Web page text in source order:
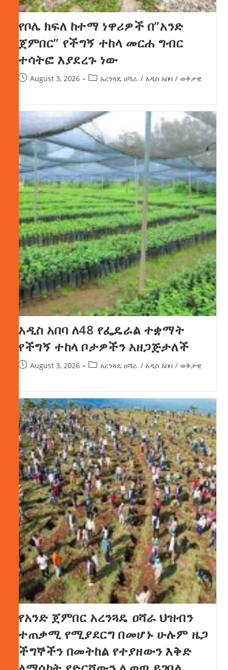
የቦሌ ክፍለ ከተማ ነዋሪዎች በ”አንድ
ጀምበር” የችግኝ ተከላ መርሐ ግብር
ተሳትፎ እያደረጉ ነው
August 3, 2026 አረንጓዴ ዐሻራ / አዲስ አበባ / ወቅታዊ
አዲስ አበባ ለ48 የፌዴራል ተቋማት
የችግኝ ተከላ ቦታዎችን አዘጋጅታለች
August 3, 2026 አረንጓዴ ዐሻራ / አዲስ አበባ / ወቅታዊ
የአንድ ጀምበር አረንጓዴ ዐሻራ ህዝብን
ተጠቃሚ የሚያደርግ በመሆኑ ሁሉም ዜጋ
ችግኞችን በመትከል የተያዘውን እቅድ